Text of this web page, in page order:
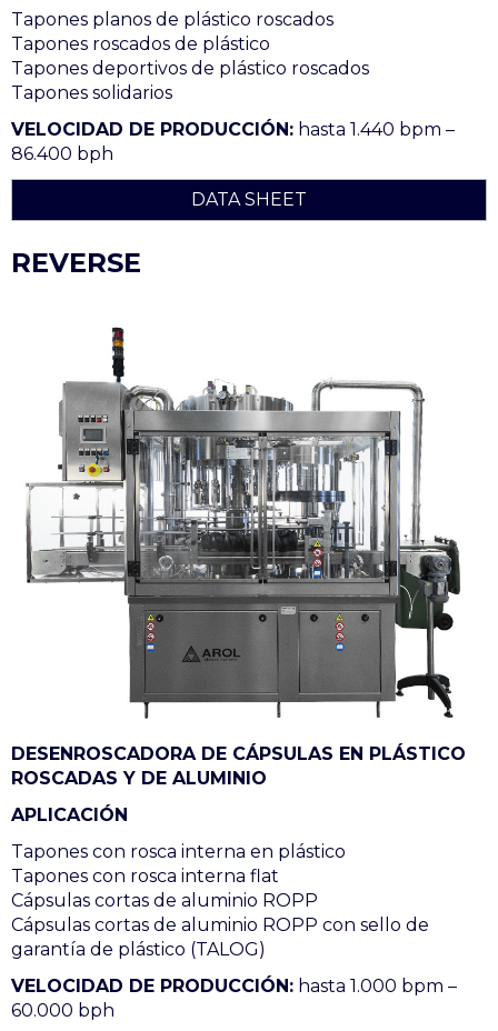
Tapones planos de plástico roscados
Tapones roscados de plástico
Tapones deportivos de plástico roscados
Tapones solidarios
VELOCIDAD DE PRODUCCIÓN: hasta 1.440 bpm –
86.400 bph
DATA SHEET
REVERSE
DESENROSCADORA DE CÁPSULAS EN PLÁSTICO
ROSCADAS Y DE ALUMINIO
APLICACIÓN
Tapones con rosca interna en plástico
Tapones con rosca interna flat
Cápsulas cortas de aluminio ROPP
Cápsulas cortas de aluminio ROPP con sello de
garantía de plástico (TALOG)
VELOCIDAD DE PRODUCCIÓN: hasta 1.000 bpm –
60.000 bph